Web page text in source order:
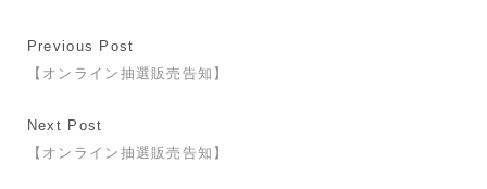
Previous Post
【オンライン抽選販売告知】
Next Post
【オンライン抽選販売告知】